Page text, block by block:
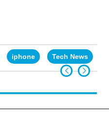
iphone Tech News